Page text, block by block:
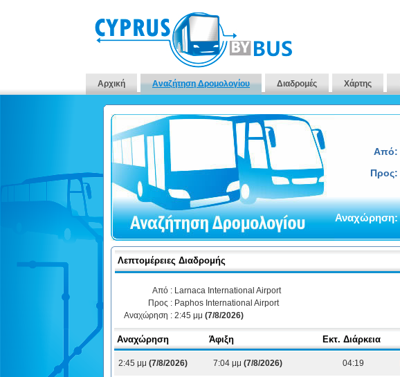
Αρχική Αναζήτηση Δρομολογίου Διαδρομές Χάρτης
Από:
Προς:
Αναχώρηση:
Λεπτομέρειες Διαδρομής
Από : Larnaca International Airport
Προς : Paphos International Airport
Αναχώρηση : 2:45 μμ (7/8/2026)
Αναχώρηση Άφιξη Εκτ. Διάρκεια
2:45 μμ (7/8/2026) 7:04 μμ (7/8/2026) 04:19